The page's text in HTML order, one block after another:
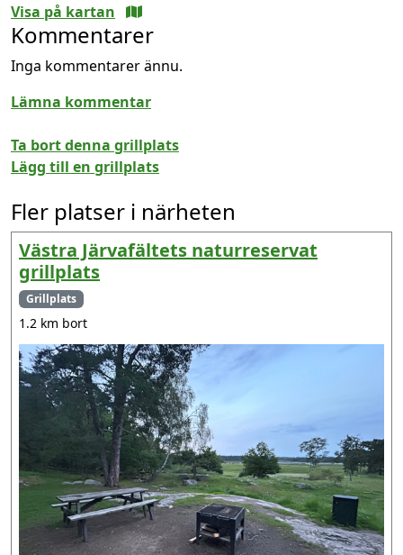
Visa på kartan
Kommentarer
Inga kommentarer ännu.
Lämna kommentar
Ta bort denna grillplats
Lägg till en grillplats
Fler platser i närheten
Västra Järvafältets naturreservat
grillplats
Grillplats
1.2 km bort